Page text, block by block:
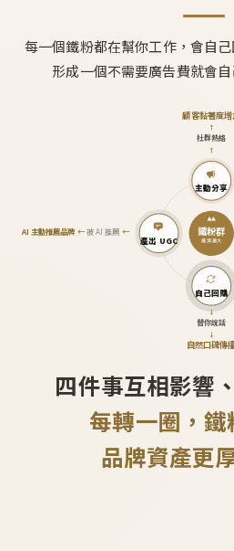
每一個鐵粉都在幫你工作，會自
形成一個不需要廣告費就會
鐵粉群
越滾越大
主動分享
↑
社群熱絡
↑
顧客黏著度增
自己回購
↓
替你說話
↓
自然口碑傳
產出 UGC
AI 主動推薦品牌←被 AI 推薦 ←
四件事互相影響
每轉一圈，鐵
品牌資產更